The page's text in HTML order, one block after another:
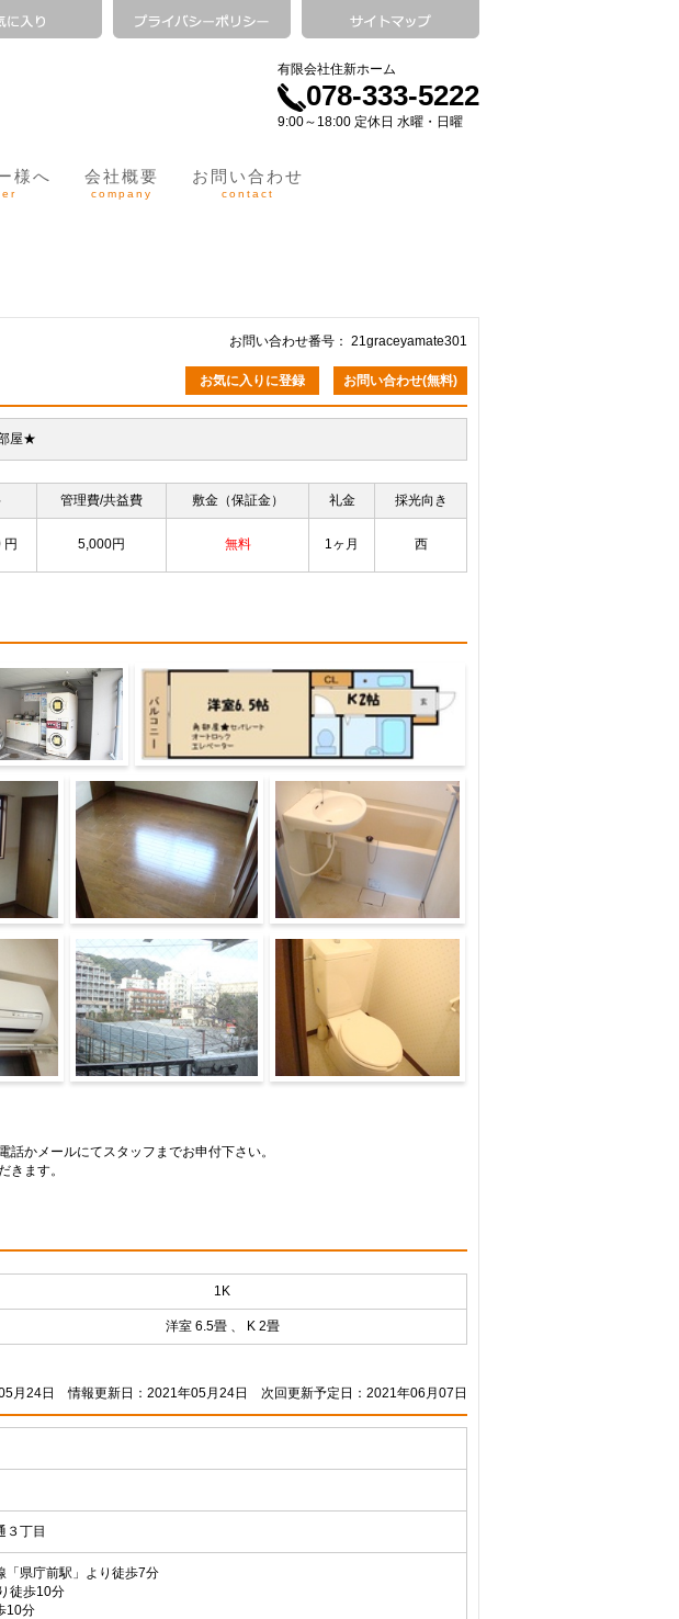
有限会社住新ホーム
078-333-5222
9:00～18:00 定休日 水曜・日曜
様へ 会社概要
company
お問い合わせ
contact
お問い合わせ番号： 21graceyamate301
お気に入りに登録 お問い合わせ(無料)
屋★
管理費/共益費 敷金（保証金） 礼金 採光向き
円 5,000円 無料 1ヶ月 西
の他共有部分 間取り
内装3 内装4
かメールにてスタッフまでお申付下さい。
きます。
1K
洋室 6.5畳 、 K 2畳
月24日 情報更新日：2021年05月24日 次回更新予定日：2021年06月07日
３丁目
「県庁前駅」より徒歩7分
徒歩10分
10分